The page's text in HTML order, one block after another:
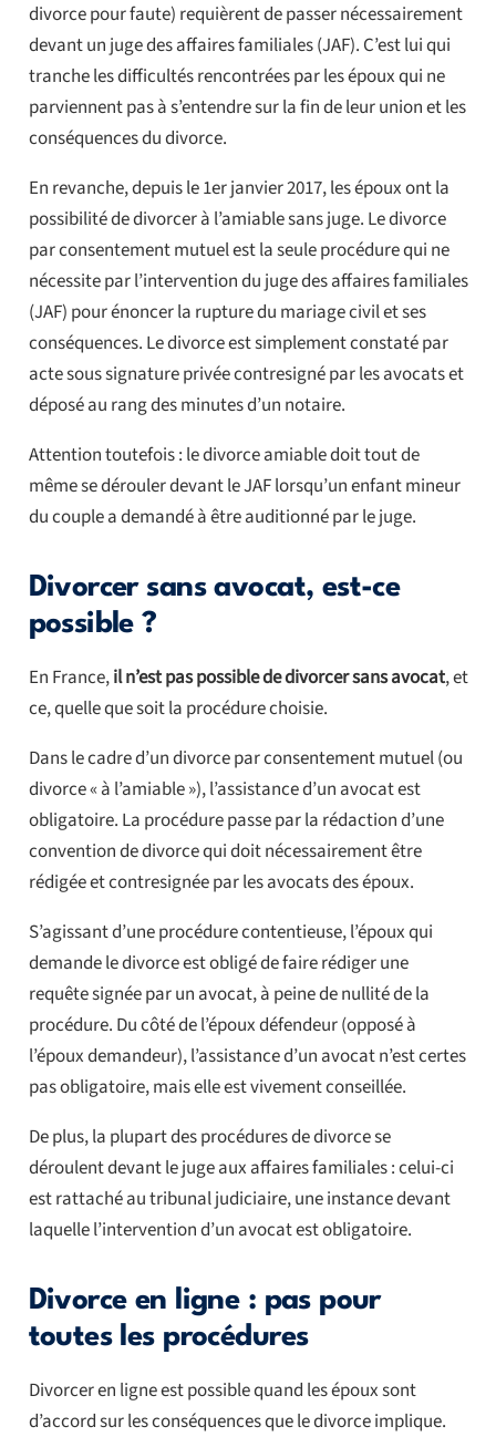
divorce pour faute) requièrent de passer nécessairement
devant un juge des affaires familiales (JAF). C’est lui qui
tranche les difficultés rencontrées par les époux qui ne
parviennent pas à s’entendre sur la fin de leur union et les
conséquences du divorce.
En revanche, depuis le 1er janvier 2017, les époux ont la
possibilité de divorcer à l’amiable sans juge. Le divorce
par consentement mutuel est la seule procédure qui ne
nécessite par l’intervention du juge des affaires familiales
(JAF) pour énoncer la rupture du mariage civil et ses
conséquences. Le divorce est simplement constaté par
acte sous signature privée contresigné par les avocats et
déposé au rang des minutes d’un notaire.
Attention toutefois : le divorce amiable doit tout de
même se dérouler devant le JAF lorsqu’un enfant mineur
du couple a demandé à être auditionné par le juge.
Divorcer sans avocat, est-ce
possible ?
En France,il n’est pas possible de divorcer sans avocat, et
ce, quelle que soit la procédure choisie.
Dans le cadre d’un divorce par consentement mutuel (ou
divorce « à l’amiable »), l’assistance d’un avocat est
obligatoire. La procédure passe par la rédaction d’une
convention de divorce qui doit nécessairement être
rédigée et contresignée par les avocats des époux.
S’agissant d’une procédure contentieuse, l’époux qui
demande le divorce est obligé de faire rédiger une
requête signée par un avocat, à peine de nullité de la
procédure. Du côté de l’époux défendeur (opposé à
l’époux demandeur), l’assistance d’un avocat n’est certes
pas obligatoire, mais elle est vivement conseillée.
De plus, la plupart des procédures de divorce se
déroulent devant le juge aux affaires familiales : celui-ci
est rattaché au tribunal judiciaire, une instance devant
laquelle l’intervention d’un avocat est obligatoire.
Divorce en ligne : pas pour
toutes les procédures
Divorcer en ligne est possible quand les époux sont
d’accord sur les conséquences que le divorce implique.